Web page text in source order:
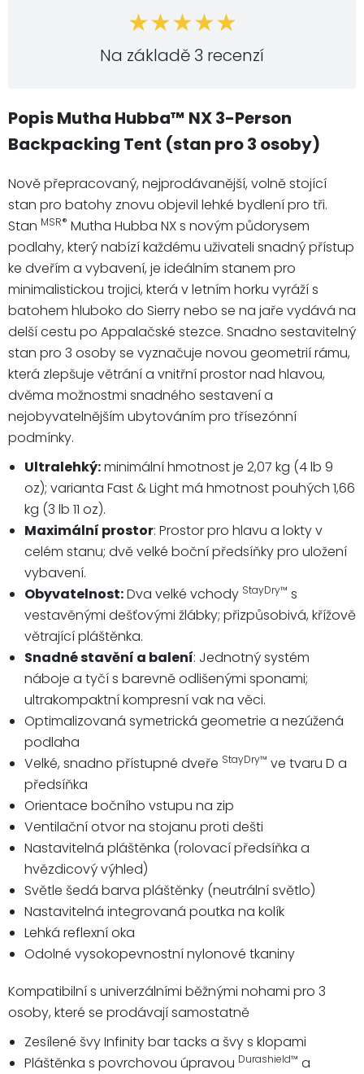
Na základě 3 recenzí
Popis Mutha Hubba™ NX 3-Person
Backpacking Tent (stan pro 3 osoby)
Nově přepracovaný, nejprodávanější, volně stojící
stan pro batohy znovu objevil lehké bydlení pro tři.
Stan MSR® Mutha Hubba NX s novým půdorysem
podlahy, který nabízí každému uživateli snadný přístup
ke dveřím a vybavení, je ideálním stanem pro
minimalistickou trojici, která v letním horku vyráží s
batohem hluboko do Sierry nebo se na jaře vydává na
delší cestu po Appalačské stezce. Snadno sestavitelný
stan pro 3 osoby se vyznačuje novou geometrií rámu,
která zlepšuje větrání a vnitřní prostor nad hlavou,
dvěma možnostmi snadného sestavení a
nejobyvatelnějším ubytováním pro třísezónní
podmínky.
Ultralehký:minimální hmotnost je 2,07 kg (4 lb 9
oz); varianta Fast & Light má hmotnost pouhých 1,66
kg (3 lb 11 oz).
Maximální prostor: Prostor pro hlavu a lokty v
celém stanu; dvě velké boční předsíňky pro uložení
vybavení.
Obyvatelnost:Dva velké vchody StayDry™ s
vestavěnými dešťovými žlábky; přizpůsobivá, křížově
větrající pláštěnka.
Snadné stavění a balení: Jednotný systém
náboje a tyčí s barevně odlišenými sponami;
ultrakompaktní kompresní vak na věci.
Optimalizovaná symetrická geometrie a nezúžená
podlaha
Velké, snadno přístupné dveře StayDry™ ve tvaru D a
předsíňka
Orientace bočního vstupu na zip
Ventilační otvor na stojanu proti dešti
Nastavitelná pláštěnka (rolovací předsíňka a
hvězdicový výhled)
Světle šedá barva pláštěnky (neutrální světlo)
Nastavitelná integrovaná poutka na kolík
Lehká reflexní oka
Odolné vysokopevnostní nylonové tkaniny
Kompatibilní s univerzálními běžnými nohami pro 3
osoby, které se prodávají samostatně
Zesílené švy Infinity bar tacks a švy s klopami
Pláštěnka s povrchovou úpravou Durashield™ a